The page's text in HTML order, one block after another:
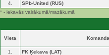
4.
SPb-United (RUS)
* - iekavās vairākumā/mazākumā
Vieta Komanda
1.
FK Ķekava (LAT)